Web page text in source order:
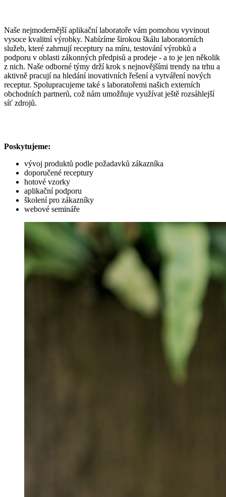
Naše nejmodernější aplikační laboratoře vám pomohou vyvinout
vysoce kvalitní výrobky. Nabízíme širokou škálu laboratorních
služeb, které zahrnují receptury na míru, testování výrobků a
podporu v oblasti zákonných předpisů a prodeje - a to je jen několik
z nich. Naše odborné týmy drží krok s nejnovějšími trendy na trhu a
aktivně pracují na hledání inovativních řešení a vytváření nových
receptur. Spolupracujeme také s laboratořemi našich externích
obchodních partnerů, což nám umožňuje využívat ještě rozsáhlejší
síť zdrojů.
Poskytujeme:
vývoj produktů podle požadavků zákazníka
doporučené receptury
hotové vzorky
aplikační podporu
školení pro zákazníky
webové semináře